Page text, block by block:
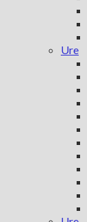
Ure